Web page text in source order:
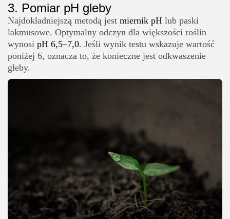
3. Pomiar pH gleby
Najdokładniejszą metodą jest miernik pH lub paski
lakmusowe. Optymalny odczyn dla większości roślin
wynosi pH 6,5–7,0. Jeśli wynik testu wskazuje wartość
poniżej 6, oznacza to, że konieczne jest odkwaszenie
gleby.